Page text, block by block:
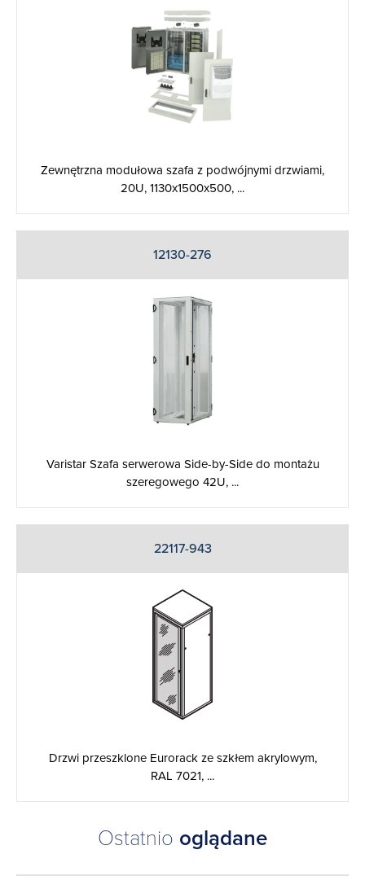
Zewnętrzna modułowa szafa z podwójnymi drzwiami,
20U, 1130x1500x500, ...
12130-276
Varistar Szafa serwerowa Side-by-Side do montażu
szeregowego 42U, ...
22117-943
Drzwi przeszklone Eurorack ze szkłem akrylowym,
RAL 7021, ...
Ostatnio oglądane